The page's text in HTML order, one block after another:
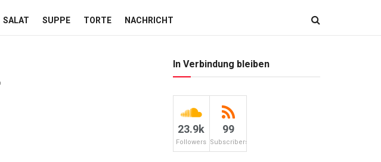
SALAT SUPPE TORTE NACHRICHT
In Verbindung bleiben
23.9k
Followers
99
Subscribers